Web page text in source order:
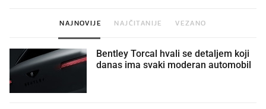
NAJNOVIJE NAJČITANIJE VEZANO
Bentley Torcal hvali se detaljem koji
danas ima svaki moderan automobil